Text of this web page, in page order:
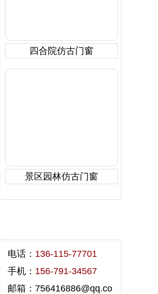
四合院仿古门窗
景区园林仿古门窗
电话： 136-115-77701
手机： 156-791-34567
邮箱：756416886@qq.co